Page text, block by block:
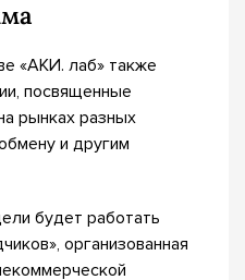
«АКИ. лаб» также
посвященные
рынках разных
и другим
будет работать
организованная